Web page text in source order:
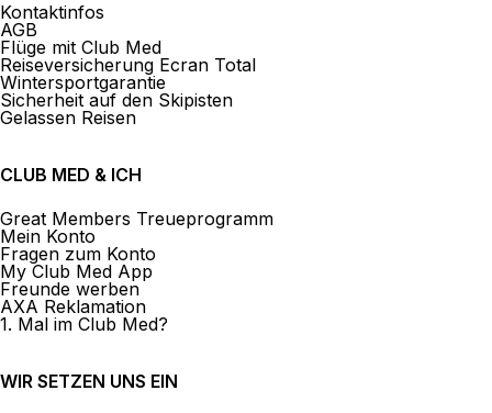
Kontaktinfos
AGB
Flüge mit Club Med
Reiseversicherung Ecran Total
Wintersportgarantie
Sicherheit auf den Skipisten
Gelassen Reisen
CLUB MED & ICH
Great Members Treueprogramm
Mein Konto
Fragen zum Konto
My Club Med App
Freunde werben
AXA Reklamation
1. Mal im Club Med?
WIR SETZEN UNS EIN